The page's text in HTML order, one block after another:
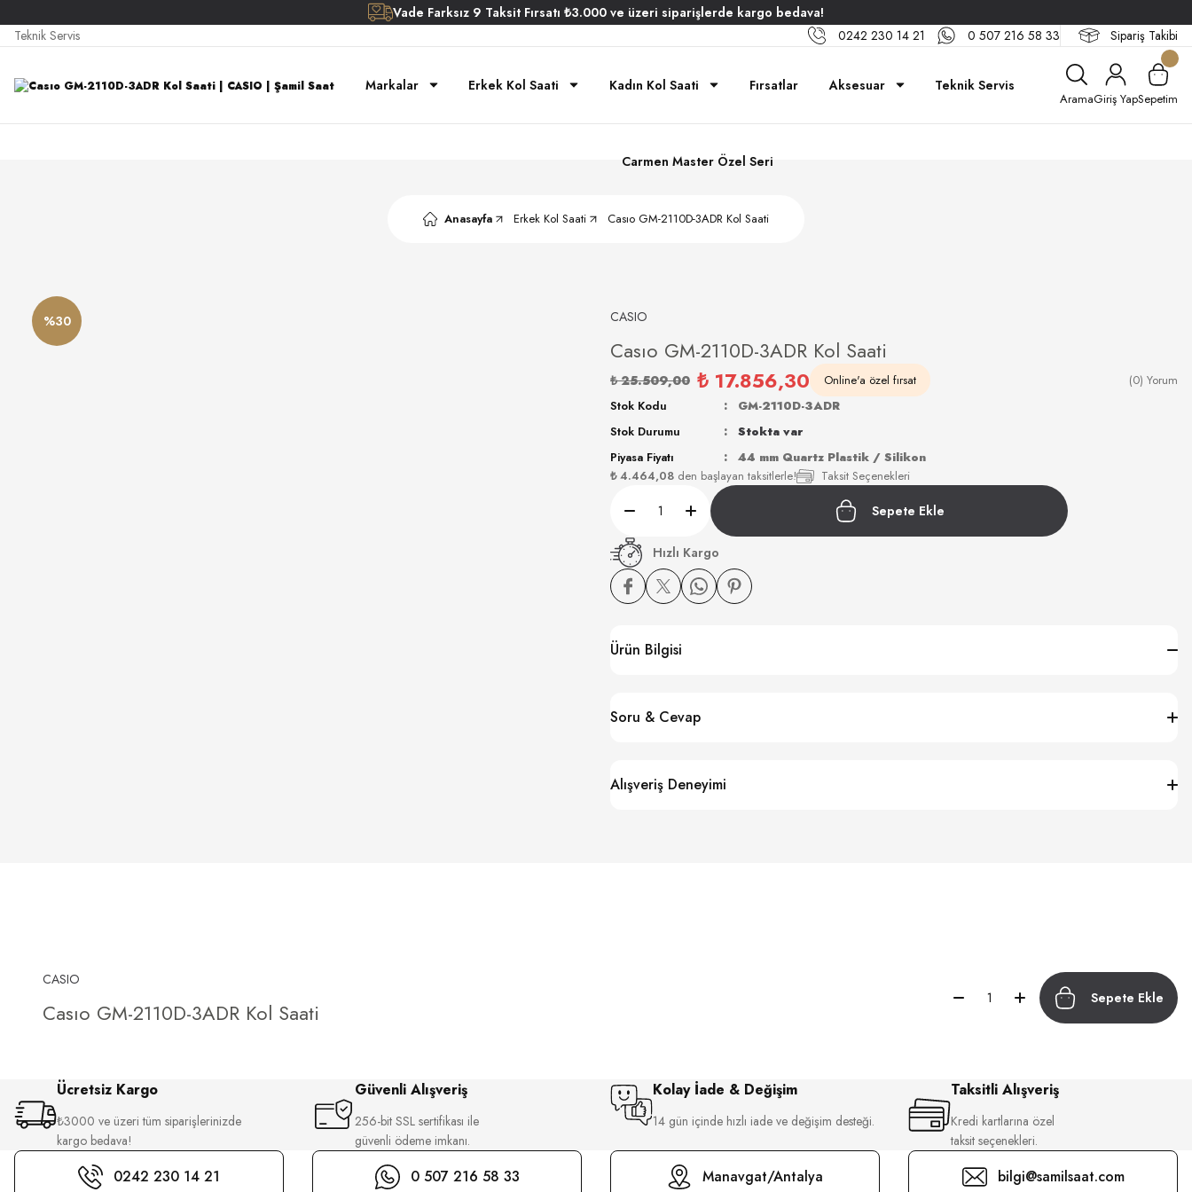
Vade Farksız 9 Taksit Fırsatı ₺3.000 ve üzeri siparişlerde kargo bedava!
Teknik Servis
0242 230 14 21 0 507 216 58 33 Sipariş Takibi
Markalar Erkek Kol Saati Kadın Kol Saati Fırsatlar Aksesuar Teknik Servis
Carmen Master Özel Seri
AramaGiriş YapSepetim
Anasayfa Erkek Kol Saati Casıo GM-2110D-3ADR Kol Saati
%30 CASIO
Casıo GM-2110D-3ADR Kol Saati
₺ 25.509,00 ₺ 17.856,30 Online'a özel fırsat (0) Yorum
₺ 4.464,08 den başlayan taksitlerle! Taksit Seçenekleri
Stok Kodu
GM-2110D-3ADR
Stok Durumu
Stokta var
Piyasa Fiyatı
44 mm Quartz Plastik / Silikon
Sepete Ekle
Hızlı Kargo
Ürün Bilgisi
Soru & Cevap
Alışveriş Deneyimi
CASIO
Casıo GM-2110D-3ADR Kol Saati
Sepete Ekle
Ücretsiz Kargo
₺3000 ve üzeri tüm siparişlerinizde
kargo bedava!
Güvenli Alışveriş
256-bit SSL sertifikası ile
güvenli ödeme imkanı.
Kolay İade & Değişim
14 gün içinde hızlı iade ve değişim desteği.
Taksitli Alışveriş
Kredi kartlarına özel
taksit seçenekleri.
0242 230 14 21 0 507 216 58 33 Manavgat/Antalya bilgi@samilsaat.com